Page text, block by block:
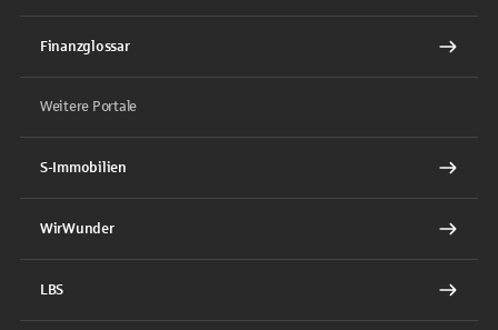
Finanzglossar
Weitere Portale
S-Immobilien
WirWunder
LBS